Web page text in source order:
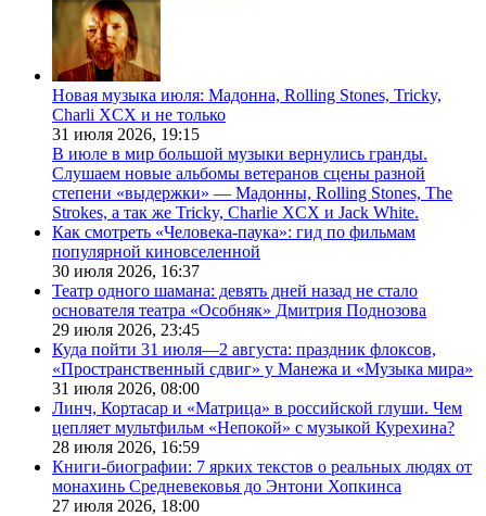
Новая музыка июля: Мадонна, Rolling Stones, Tricky,
Charli XCX и не только
31 июля 2026, 19:15
В июле в мир большой музыки вернулись гранды.
Слушаем новые альбомы ветеранов сцены разной
степени «выдержки» — Мадонны, Rolling Stones, The
Strokes, а так же Tricky, Charlie XCX и Jack White.
Как смотреть «Человека-паука»: гид по фильмам
популярной киновселенной
30 июля 2026, 16:37
Театр одного шамана: девять дней назад не стало
основателя театра «Особняк» Дмитрия Поднозова
29 июля 2026, 23:45
Куда пойти 31 июля—2 августа: праздник флоксов,
«Пространственный сдвиг» у Манежа и «Музыка мира»
31 июля 2026, 08:00
Линч, Кортасар и «Матрица» в российской глуши. Чем
цепляет мультфильм «Непокой» с музыкой Курехина?
28 июля 2026, 16:59
Книги-биографии: 7 ярких текстов о реальных людях от
монахинь Средневековья до Энтони Хопкинса
27 июля 2026, 18:00